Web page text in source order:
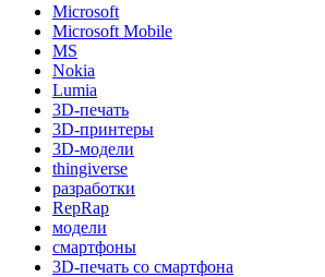
Microsoft
Microsoft Mobile
MS
Nokia
Lumia
3D-печать
3D-принтеры
3D-модели
thingiverse
разработки
RepRap
модели
смартфоны
3D-печать со смартфона